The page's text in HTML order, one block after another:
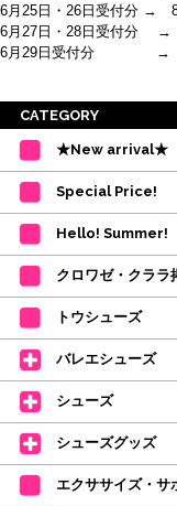
6月25日・26日受付分 →
6月27日・28日受付分 →
6月29日受付分 → 8
※ご注意
間を目安として下さい。
・在庫の確保は発送の直
ご注文商品が在庫切れの
カード決済をされたお客
【ミルバ×たけいみき】
レッスンのお供にはもち
バオリジナルタオルです。
たけいみきさんが描く「
なりました。
デラロミラノ2026コレ
↑ご購入頂いたお客様に、
中。
CATEGORY
★New arrival★
Special Price!
Hello! Summer!
クロワゼ・クララ
トウシューズ
バレエシューズ
シューズ
シューズグッズ
エクササイズ・サ